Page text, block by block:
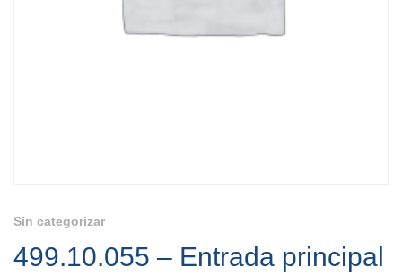
Sin categorizar
499.10.055 – Entrada principal